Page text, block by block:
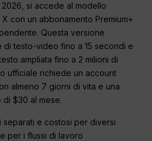
2026, si accede al modello
con un abbonamento Premium+
Questa versione
di testo-video fino a 15 secondi e
ampliata fino a 2 milioni di
ufficiale richiede un account
almeno 7 giorni di vita e una
di $30 al mese.
separati e costosi per diversi
per i flussi di lavoro